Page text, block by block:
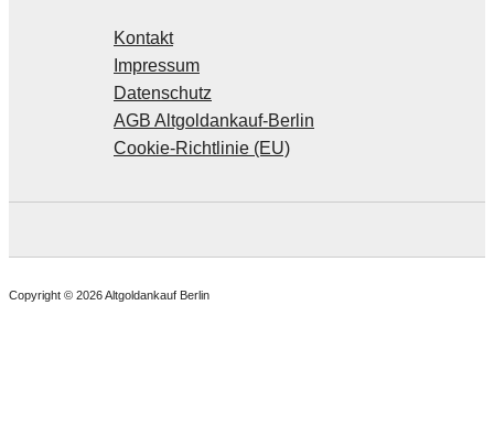
Kontakt
Impressum
Datenschutz
AGB Altgoldankauf-Berlin
Cookie-Richtlinie (EU)
Copyright © 2026 Altgoldankauf Berlin